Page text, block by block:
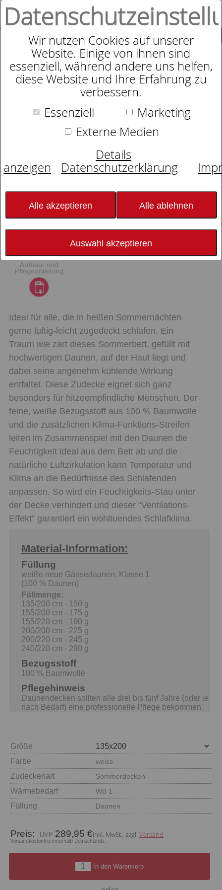
Wir nutzen Cookies auf unserer
Website. Einige von ihnen sind
essenziell, während andere uns helfen,
diese Website und Ihre Erfahrung zu
verbessern.
Essenziell
Marketing
Externe Medien
Details
anzeigen
Datenschutzerklärung
Alle akzeptieren Alle ablehnen
Auswahl akzeptieren
SUCHE
Zudecke
dormabell Daunen Edition WB 1
Ideal für alle, die in heißen Sommernächten
gerne luftig-leicht zugedeckt schlafen. Ein
Traum wie zart dieses Sommerbett, gefüllt mit
hochwertigen Daunen, auf der Haut liegt und
dabei seine angenehm kühlende Wirkung
entfaltet. Diese Zudecke eignet sich ganz
besonders für hitzeempfindliche Menschen. Der
feine, weiße Bezugsstoff aus 100 % Baumwolle
und die zusätzlichen Klima-Funktions-Streifen
leiten im Zusammenspiel mit den Daunen die
Feuchtigkeit ideal aus dem Bett ab und die
natürliche Luftzirkulation kann Temperatur und
Klima an die Bedürfnisse des Schlafenden
anpassen. So wird ein Feuchtigkeits-Stau unter
der Decke verhindert und dieser “Ventilations-
Effekt” garantiert ein wohltuendes Schlafklima.
Material-Information:
Füllung
weiße neue Gänsedaunen, Klasse 1
(100 % Daunen)
Füllmenge:
135/200 cm - 150 g
155/200 cm - 175 g
155/220 cm - 190 g
200/200 cm - 225 g
200/220 cm - 245 g
240/220 cm - 290 g
Bezugsstoff
100 % Baumwolle
Pflegehinweis
Daunendecken sollten alle drei bis fünf Jahre (oder je
nach Bedarf) eine professionelle Pflege bekommen.
Größe
Farbe
weiss
Zudeckenart Sommerdecken
Wärmebedarf WB 1
Füllung Daunen
Preis: 289,95 €inkl. MwSt., zzgl. Versand
Versandkostenfrei innerhalb Deutschlands.
In den Warenkorb